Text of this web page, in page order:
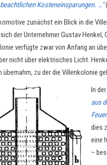
Kosteneinsparungen. …"(
zunächst ein Blick in die
der Unternehmer Gustav
verfügte zwar von Anfang an
nicht über elektrisches Licht.
zu der die Villenkolonie
In
aus
dies
eine
–